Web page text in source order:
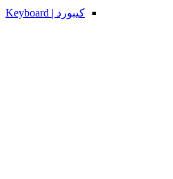
کیبورد | Keyboard